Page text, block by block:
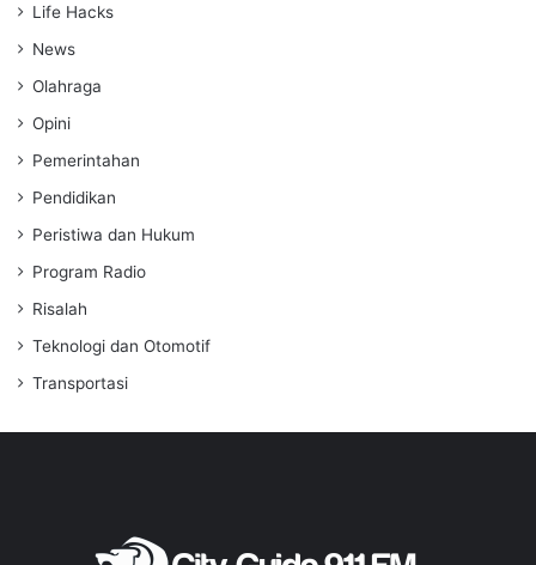
Life Hacks
News
Olahraga
Opini
Pemerintahan
Pendidikan
Peristiwa dan Hukum
Program Radio
Risalah
Teknologi dan Otomotif
Transportasi